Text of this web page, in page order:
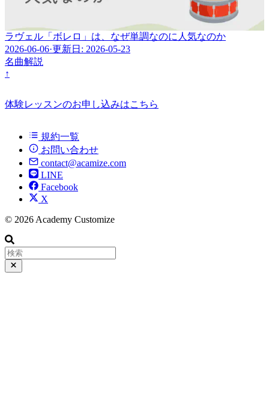
ラヴェル「ボレロ」は、なぜ単調なのに人気なのか
2026-06-06·更新日: 2026-05-23
名曲解説
↑
体験レッスンのお申し込みはこちら
規約一覧
お問い合わせ
contact@acamize.com
LINE
Facebook
X
© 2026 Academy Customize